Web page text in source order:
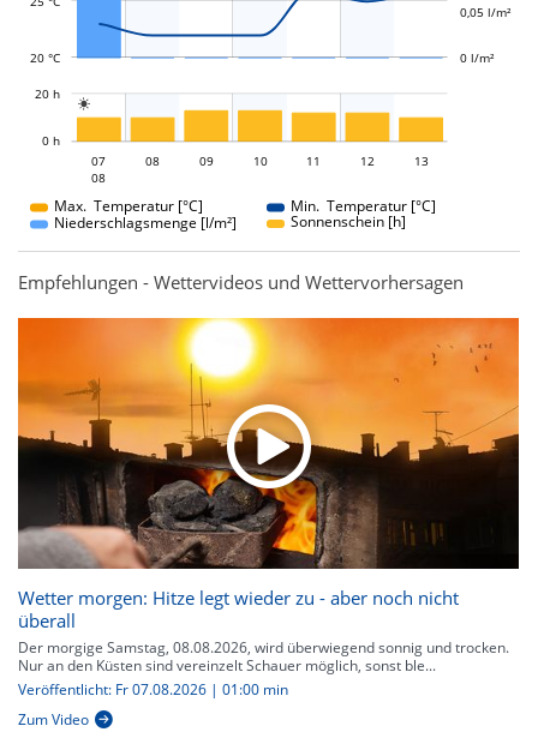
20 °C 0 l/m²
0,05 l/m²

0 h
20 h
07
07
08
08 09 10 11 12 13
Max. Temperatur [°C]
Min. Temperatur [°C]
Niederschlagsmenge [l/m²]
Sonnenschein [h]
Empfehlungen - Wettervideos und Wettervorhersagen
Wetter morgen: Hitze legt wieder zu - aber noch nicht
überall
Der morgige Samstag, 08.08.2026, wird überwiegend sonnig und trocken.
Nur an den Küsten sind vereinzelt Schauer möglich, sonst ble...
Veröffentlicht: Fr 07.08.2026 | 01:00 min
Zum Video